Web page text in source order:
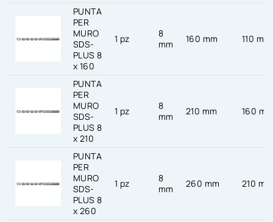
PUNTA
PER
MURO
SDS-
PLUS 8
x 160
1 pz
8
mm
160 mm 110 mm
PUNTA
PER
MURO
SDS-
PLUS 8
x 210
1 pz
8
mm
210 mm 160
PUNTA
PER
MURO
SDS-
PLUS 8
x 260
1 pz
8
mm
260 mm 210 mm